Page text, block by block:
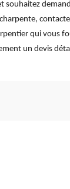
souhaitez
qui vous
un devis